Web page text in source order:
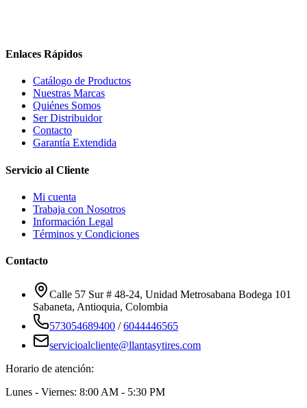
Enlaces Rápidos
Catálogo de Productos
Nuestras Marcas
Quiénes Somos
Ser Distribuidor
Contacto
Garantía Extendida
Servicio al Cliente
Mi cuenta
Trabaja con Nosotros
Información Legal
Términos y Condiciones
Contacto
Calle 57 Sur # 48-24, Unidad Metrosabana Bodega 101
Sabaneta, Antioquia, Colombia
573054689400 /6044446565
servicioalcliente@llantasytires.com
Horario de atención:
Lunes - Viernes: 8:00 AM - 5:30 PM